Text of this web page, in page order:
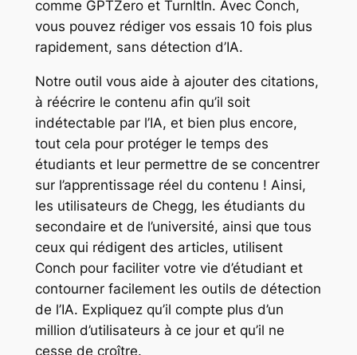
comme GPTZero et TurnItIn. Avec Conch,
vous pouvez rédiger vos essais 10 fois plus
rapidement, sans détection d’IA.
Notre outil vous aide à ajouter des citations,
à réécrire le contenu afin qu’il soit
indétectable par l’IA, et bien plus encore,
tout cela pour protéger le temps des
étudiants et leur permettre de se concentrer
sur l’apprentissage réel du contenu ! Ainsi,
les utilisateurs de Chegg, les étudiants du
secondaire et de l’université, ainsi que tous
ceux qui rédigent des articles, utilisent
Conch pour faciliter votre vie d’étudiant et
contourner facilement les outils de détection
de l’IA. Expliquez qu’il compte plus d’un
million d’utilisateurs à ce jour et qu’il ne
cesse de croître.